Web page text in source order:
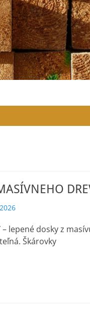
– lepené dosky z
Škárovky